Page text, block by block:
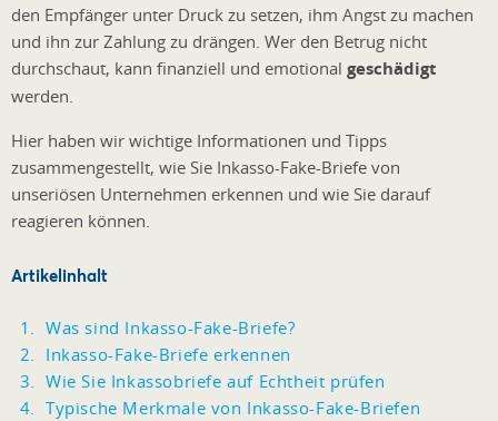
den Empfänger unter Druck zu setzen, ihm Angst zu machen
und ihn zur Zahlung zu drängen. Wer den Betrug nicht
durchschaut, kann finanziell und emotional geschädigt
werden.
Hier haben wir wichtige Informationen und Tipps
zusammengestellt, wie Sie Inkasso-Fake-Briefe von
unseriösen Unternehmen erkennen und wie Sie darauf
reagieren können.
Artikelinhalt
Was sind Inkasso-Fake-Briefe?
Inkasso-Fake-Briefe erkennen
Wie Sie Inkassobriefe auf Echtheit prüfen
Typische Merkmale von Inkasso-Fake-Briefen